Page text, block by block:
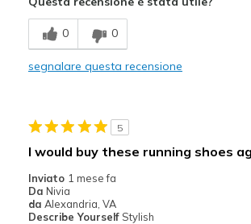
Travel
Width
Feels true to width
0 0
segnalare questa recensione
5
I would buy these running shoes
Inviato 1 mese fa
Da Nivia
da Alexandria, VA
Describe Yourself Stylish